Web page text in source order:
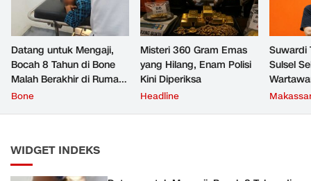
Datang untuk Mengaji,
Bocah 8 Tahun di Bone
Malah Berakhir di Rumah
Sakit
Bone
Misteri 360 Gram Emas
yang Hilang, Enam Polisi
Kini Diperiksa
Headline
Suwardi
Sulsel
WIDGET INDEKS